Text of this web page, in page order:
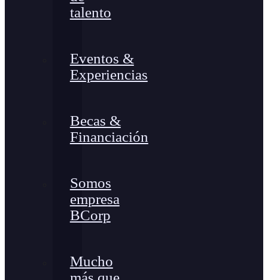
talento
Eventos &
Experiencias
Becas &
Financiación
Somos
empresa
BCorp
Mucho